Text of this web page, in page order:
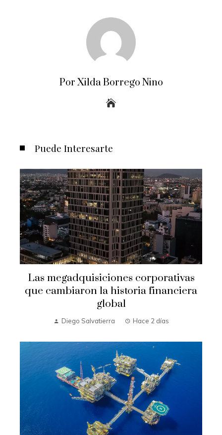
Por Xilda Borrego Nino
Puede Interesarte
Las megadquisiciones corporativas
que cambiaron la historia financiera
global
Diego Salvatierra Hace 2 días